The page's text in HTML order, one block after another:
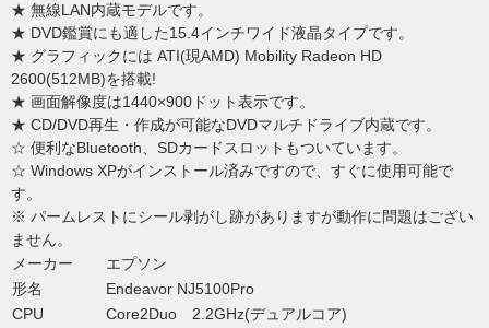
★ 無線LAN内蔵モデルです。
★ DVD鑑賞にも適した15.4インチワイド液晶タイプです。
★ グラフィックには ATI(現AMD) Mobility Radeon HD
2600(512MB)を搭載!
★ 画面解像度は1440×900ドット表示です。
★ CD/DVD再生・作成が可能なDVDマルチドライブ内蔵です。
☆ 便利なBluetooth、SDカードスロットもついています。
☆ Windows XPがインストール済みですので、すぐに使用可能で
す。
※ パームレストにシール剥がし跡がありますが動作に問題はござい
ません。
メーカー
エプソン
形名
Endeavor NJ5100Pro
CPU
Core2Duo 2.2GHz(デュアルコア)